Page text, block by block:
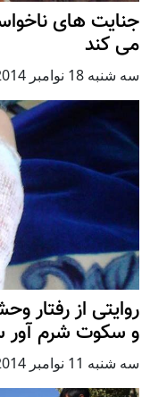
جنایت های
می کند
سه شنبه 18 نوامبر 2014
روایتی از رفتار
و سکوت شرم آور
سه شنبه 11 نوامبر 2014